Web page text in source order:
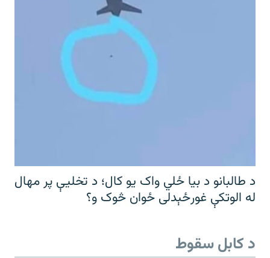
د طالبانو د بیا ځلي واک یو کال؛ د تخلیې پر مهال
له الوتکې غورځېدلی ځوان څوک و؟
د کابل سقوط